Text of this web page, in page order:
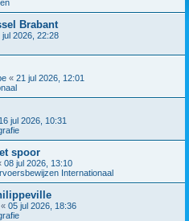
Brabant
jul 2026, 22:28
« 21 jul 2026, 12:01
16 jul 2026, 10:31
spoor
08 jul 2026, 13:10
Internationaal
« 05 jul 2026, 18:36